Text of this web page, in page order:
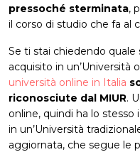
pressoché sterminata,
il corso di studio che fa al
Se ti stai chiedendo quale
acquisito in un’Università
università online in Italia
riconosciute dal MIUR.
online, quindi ha lo
in un’Università
aggiornata, che segue le